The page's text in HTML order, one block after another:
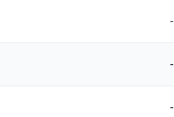
-
-
-